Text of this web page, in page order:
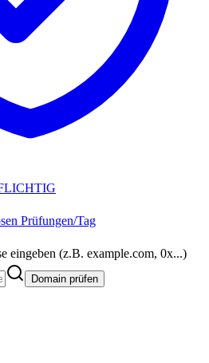
Prüfungen/Tag
eingeben (z.B. example.com, 0x...)
Domain prüfen